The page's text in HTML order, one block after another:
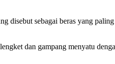
disebut sebagai beras yang
dan gampang menyatu